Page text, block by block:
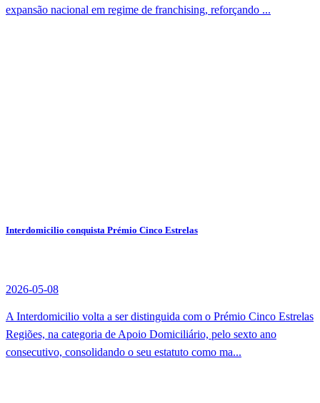
expansão nacional em regime de franchising, reforçando ...
Interdomicilio conquista Prémio Cinco Estrelas
2026-05-08
A Interdomicilio volta a ser distinguida com o Prémio Cinco Estrelas
Regiões, na categoria de Apoio Domiciliário, pelo sexto ano
consecutivo, consolidando o seu estatuto como ma...